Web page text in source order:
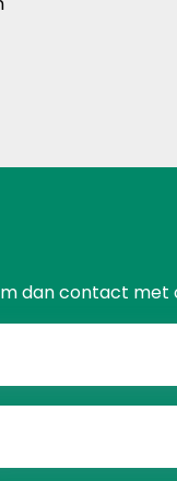
dan contact met